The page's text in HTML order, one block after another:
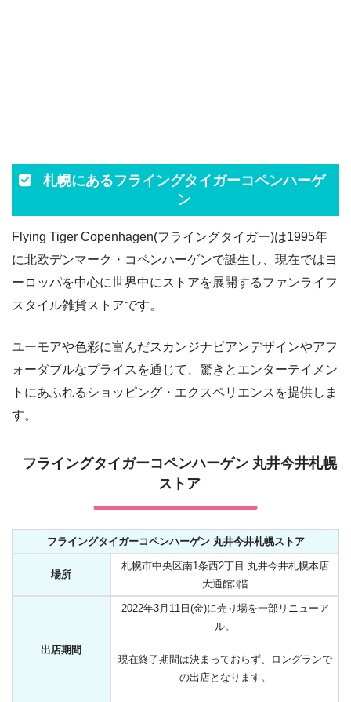
札幌にあるフライングタイガーコペンハーゲ
ン
Flying Tiger Copenhagen(フライングタイガー)は1995年
に北欧デンマーク・コペンハーゲンで誕生し、現在ではヨ
ーロッパを中心に世界中にストアを展開するファンライフ
スタイル雑貨ストアです。
ユーモアや色彩に富んだスカンジナビアンデザインやアフ
ォーダブルなプライスを通じて、驚きとエンターテイメン
トにあふれるショッピング・エクスペリエンスを提供しま
す。
フライングタイガーコペンハーゲン 丸井今井札幌
ストア
フライングタイガーコペンハーゲン 丸井今井札幌ストア
場所
札幌市中央区南1条西2丁目 丸井今井札幌本店
大通館3階
出店期間
2022年3月11日(金)に売り場を一部リニューア
ル。
現在終了期間は決まっておらず、ロングランで
の出店となります。